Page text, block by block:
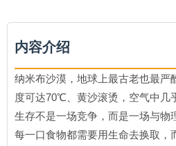
内容介绍
纳米布沙漠，地球上最古老也最严
度可达70℃、黄沙滚烫，空气中几
生存不是一场竞争，而是一场与物
每一口食物都需要用生命去换取，